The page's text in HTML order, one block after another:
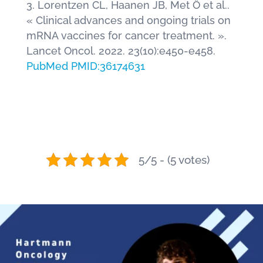
Lorentzen CL, Haanen JB, Met Ö et al..
« Clinical advances and ongoing trials on
mRNA vaccines for cancer treatment. ».
Lancet Oncol. 2022. 23(10):e450-e458.
PubMed PMID:36174631
5/5 - (5 votes)